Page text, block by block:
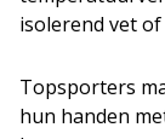
isolerend vet
Topsporters
hun handen